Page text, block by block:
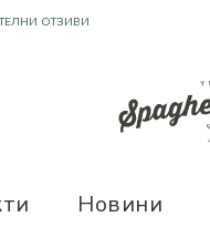
ОТЛИЧНИ ПРОИЗВОДИТЕЛИ
Новини